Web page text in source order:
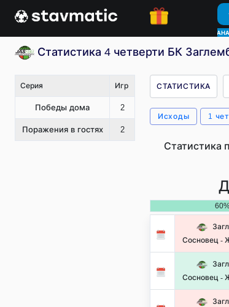
Статистика 4 четверти БК
Серия Игр
Победы дома 2
Поражения в гостях 2
СТАТИСТИКА
Исходы 1
Статистика
Сосновец -
Сосновец -